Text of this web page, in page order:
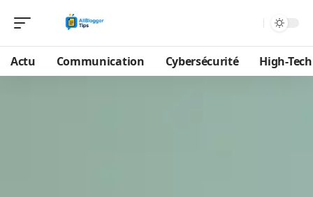
Actu Communication Cybersécurité High-Tech